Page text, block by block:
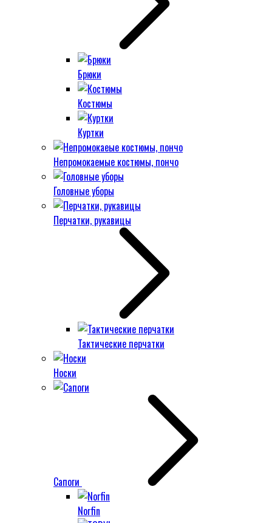
Брюки
Костюмы
Куртки
Непромокаемые костюмы, пончо
Головные уборы
Перчатки, рукавицы
Тактические перчатки
Носки
Сапоги
Norfin